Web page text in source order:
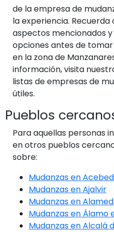
de la empresa de
la experiencia.
aspectos mencionados
opciones antes de tomar
en la zona de
información, visita
listas de empresas de
útiles.
Pueblos
Para aquellas personas
en otros pueblos
sobre:
Mudanzas en
Mudanzas en Ajalvir
Mudanzas en
Mudanzas en Álamo
Mudanzas en Alcalá